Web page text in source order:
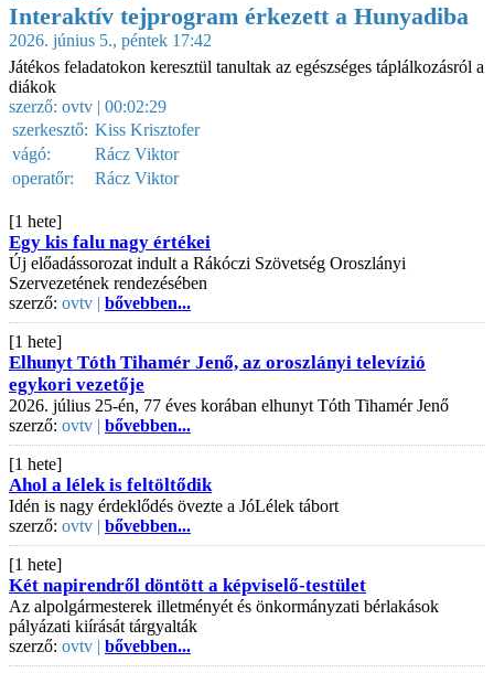
Interaktív tejprogram érkezett a Hunyadiba
2026. június 5., péntek 17:42
Játékos feladatokon keresztül tanultak az egészséges táplálkozásról a
diákok
szerző: ovtv | 00:02:29
szerkesztő: Kiss Krisztofer
vágó:
Rácz Viktor
operatőr:
Rácz Viktor
[1 hete]
Egy kis falu nagy értékei
Új előadássorozat indult a Rákóczi Szövetség Oroszlányi
Szervezetének rendezésében
szerző: ovtv | bővebben...
[1 hete]
Elhunyt Tóth Tihamér Jenő, az oroszlányi televízió
egykori vezetője
2026. július 25-én, 77 éves korában elhunyt Tóth Tihamér Jenő
szerző: ovtv | bővebben...
[1 hete]
Ahol a lélek is feltöltődik
Idén is nagy érdeklődés övezte a JóLélek tábort
szerző: ovtv | bővebben...
[1 hete]
Két napirendről döntött a képviselő-testület
Az alpolgármesterek illetményét és önkormányzati bérlakások
pályázati kiírását tárgyalták
szerző: ovtv | bővebben...